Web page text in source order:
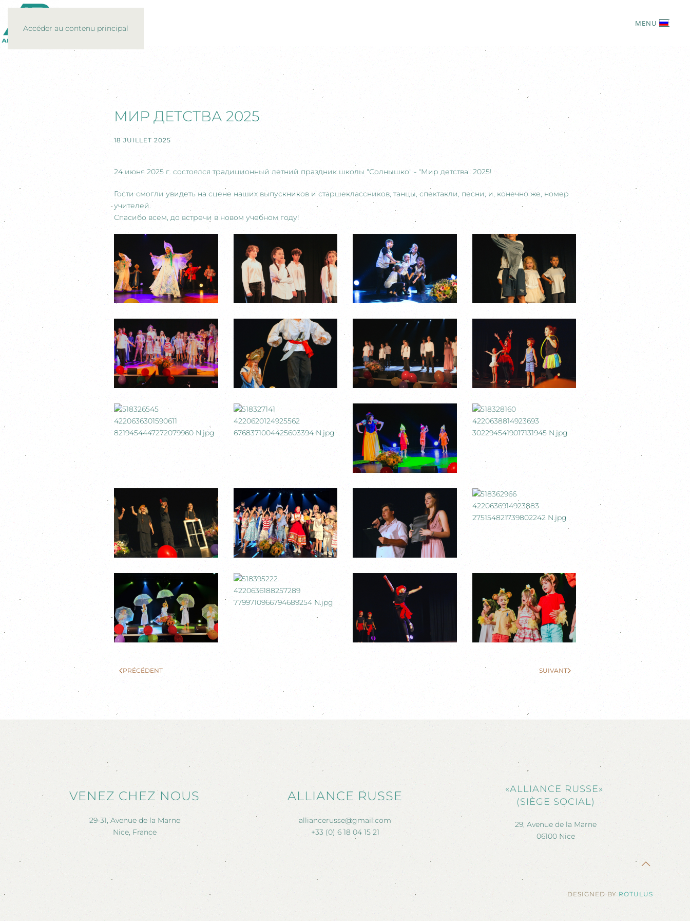
Accéder au contenu principal
MENU
МИР ДЕТСТВА 2025
18 JUILLET 2025
24 июня 2025 г. состоялся традиционный летний праздник школы "Солнышко" - "Мир детства" 2025!
Гости смогли увидеть на сцене наших выпускников и старшеклассников, танцы, спектакли, песни, и, конечно же, номер
учителей.
Спасибо всем, до встречи в новом учебном году!
PRÉCÉDENT SUIVANT
VENEZ CHEZ NOUS
29-31, Avenue de la Marne
Nice, France
ALLIANCE RUSSE
alliancerusse@gmail.com
+33 (0) 6 18 04 15 21
«ALLIANCE RUSSE»
(SIÈGE SOCIAL)
29, Avenue de la Marne
06100 Nice
DESIGNED BY ROTULUS